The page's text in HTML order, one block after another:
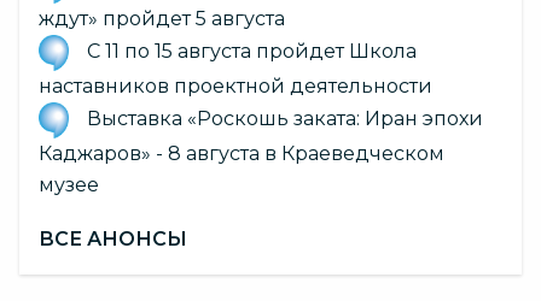
ждут» пройдет 5 августа
С 11 по 15 августа пройдет Школа
наставников проектной деятельности
Выставка «Роскошь заката: Иран эпохи
Каджаров» - 8 августа в Краеведческом
музее
ВСЕ АНОНСЫ